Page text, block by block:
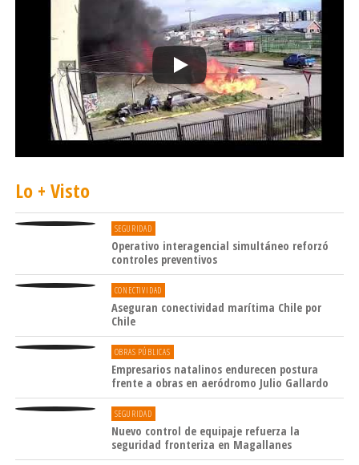
Lo + Visto
SEGURIDAD
Operativo interagencial simultáneo reforzó
controles preventivos
CONECTIVIDAD
Aseguran conectividad marítima Chile por
Chile
OBRAS PÚBLICAS
Empresarios natalinos endurecen postura
frente a obras en aeródromo Julio Gallardo
SEGURIDAD
Nuevo control de equipaje refuerza la
seguridad fronteriza en Magallanes